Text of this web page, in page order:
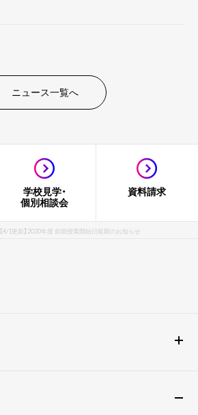
ニュース一覧へ
学校見学・
個別相談会
資料請求
【4/1更新】2020年度 前期授業開始日延期のお知らせ